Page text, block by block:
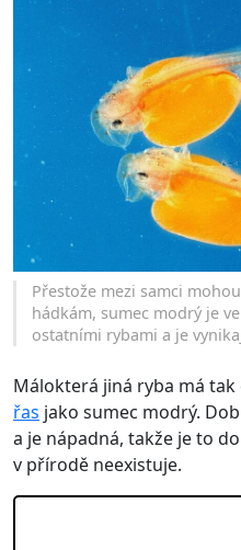
Přestože mezi samci
hádkám, sumec modrý je
ostatními rybami a je
Málokterá jiná ryba má
řas jako sumec modrý.
a je nápadná, takže je to
v přírodě neexistuje.